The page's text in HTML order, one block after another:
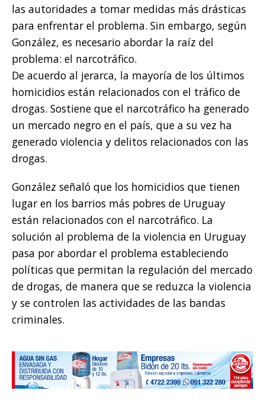
las autoridades a tomar medidas más drásticas
para enfrentar el problema. Sin embargo, según
González, es necesario abordar la raíz del
problema: el narcotráfico.
De acuerdo al jerarca, la mayoría de los últimos
homicidios están relacionados con el tráfico de
drogas. Sostiene que el narcotráfico ha generado
un mercado negro en el país, que a su vez ha
generado violencia y delitos relacionados con las
drogas.
González señaló que los homicidios que tienen
lugar en los barrios más pobres de Uruguay
están relacionados con el narcotráfico. La
solución al problema de la violencia en Uruguay
pasa por abordar el problema estableciendo
políticas que permitan la regulación del mercado
de drogas, de manera que se reduzca la violencia
y se controlen las actividades de las bandas
criminales.